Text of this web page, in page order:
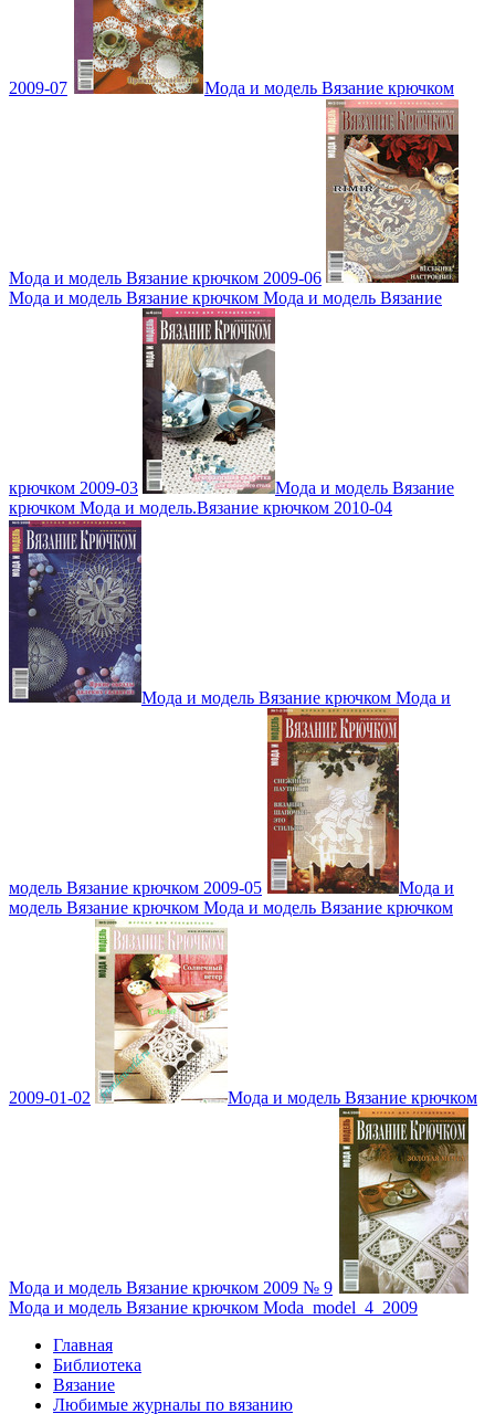
2009-07 Мода и модель Вязание крючком
Мода и модель Вязание крючком 2009-06
Мода и модель Вязание крючком Мода и модель Вязание
крючком 2009-03
Мода и модель Вязание
крючком Мода и модель.Вязание крючком 2010-04
Мода и модель Вязание крючком Мода и
модель Вязание крючком 2009-05
Мода и
модель Вязание крючком Мода и модель Вязание крючком
2009-01-02 Мода и модель Вязание крючком
Мода и модель Вязание крючком 2009 № 9
Мода и модель Вязание крючком Moda_model_4_2009
Главная
Библиотека
Вязание
Любимые журналы по вязанию